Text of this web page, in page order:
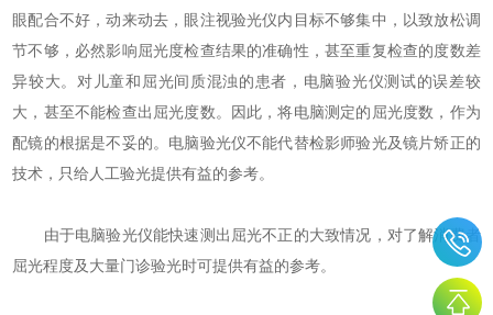
眼配合不好，动来动去，眼注视验光仪内目标不够集中，以致放松调
节不够，必然影响屈光度检查结果的准确性，甚至重复检查的度数差
异较大。对儿童和屈光间质混浊的患者，电脑验光仪测试的误差较
大，甚至不能检查出屈光度数。因此，将电脑测定的屈光度数，作为
配镜的根据是不妥的。电脑验光仪不能代替检影师验光及镜片矫正的
技术，只给人工验光提供有益的参考。
由于电脑验光仪能快速测出屈光不正的大致情况，对了解消费者
屈光程度及大量门诊验光时可提供有益的参考。